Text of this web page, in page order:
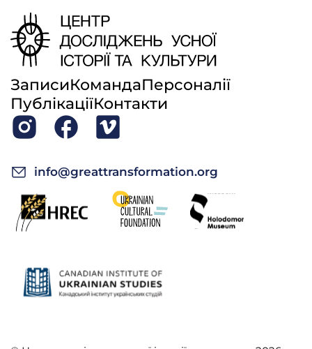
ЗаписиКомандаПерсоналії
ПублікаціїКонтакти
info@greattransformation.org